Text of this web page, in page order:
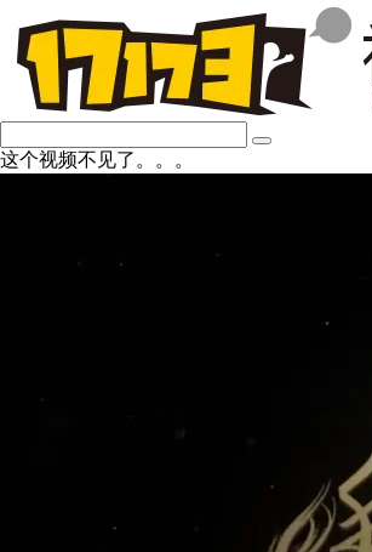
这个视频不见了。。。